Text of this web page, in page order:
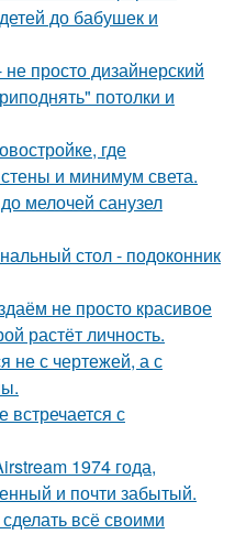
до бабушек и
просто дизайнерский
потолки и
где
и минимум света.
мелочей санузел
стол - подоконник
не просто красивое
растёт личность.
не с чертежей, а с
с
1974 года,
и почти забытый.
всё своими